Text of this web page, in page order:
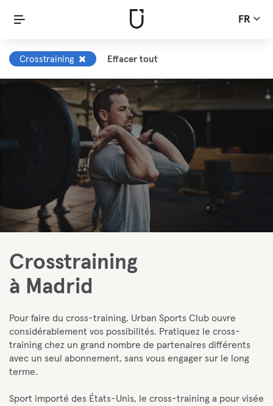
FR
Crosstraining Effacer tout
Crosstraining
à Madrid
Pour faire du cross-training, Urban Sports Club ouvre
considérablement vos possibilités. Pratiquez le cross-
training chez un grand nombre de partenaires différents
avec un seul abonnement, sans vous engager sur le long
terme.
Sport importé des États-Unis, le cross-training a pour visée